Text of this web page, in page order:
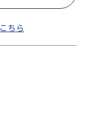
ちら